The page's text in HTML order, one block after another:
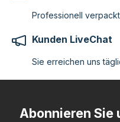
Professionell
Kunden LiveChat
Sie erreichen uns
Abonnieren Sie